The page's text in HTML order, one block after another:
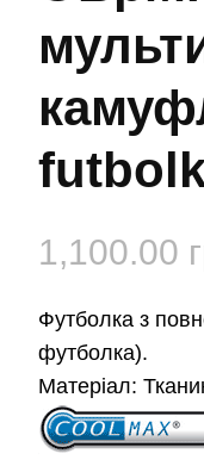
1,100.00
Футболка з
футболка).
Матеріал: